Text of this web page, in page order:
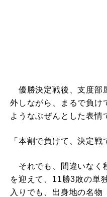
優勝決定戦後、支度部
外しながら、まるで負け
ようなぶぜんとした表情
「本割で負けて、決定
それでも、間違いなく
を迎えて、11勝3敗の単
入りでも、出身地の名物